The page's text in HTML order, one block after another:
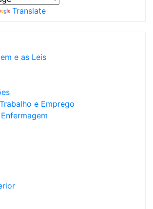
Translate
e as Leis
e Emprego